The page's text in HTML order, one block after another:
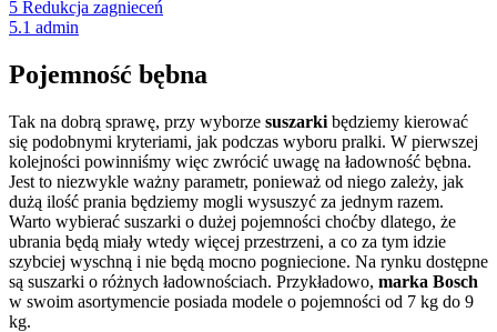
5 Redukcja zagnieceń
5.1 admin
Pojemność bębna
Tak na dobrą sprawę, przy wyborze suszarki będziemy kierować
się podobnymi kryteriami, jak podczas wyboru pralki. W pierwszej
kolejności powinniśmy więc zwrócić uwagę na ładowność bębna.
Jest to niezwykle ważny parametr, ponieważ od niego zależy, jak
dużą ilość prania będziemy mogli wysuszyć za jednym razem.
Warto wybierać suszarki o dużej pojemności choćby dlatego, że
ubrania będą miały wtedy więcej przestrzeni, a co za tym idzie
szybciej wyschną i nie będą mocno pogniecione. Na rynku dostępne
są suszarki o różnych ładownościach. Przykładowo, marka Bosch
w swoim asortymencie posiada modele o pojemności od 7 kg do 9
kg.